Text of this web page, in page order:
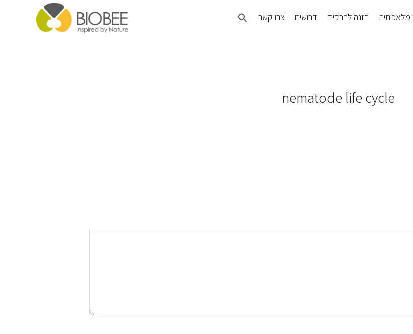
הזנה לחרקים דרושים צרו קשר Search
for:
nematode life cycle